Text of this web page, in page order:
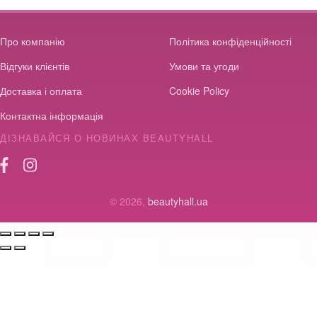
Про компанію
Відгуки клієнтів
Доставка і оплата
Контактна інформація
Політика конфіденційності
Умови та угоди
Cookie Policy
ДІЗНАВАЙСЯ О НОВИНАХ BEAUTYHALL
© 2026, beautyhall.ua